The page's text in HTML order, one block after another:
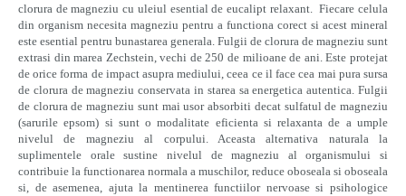
clorura de magneziu cu uleiul esential de eucalipt relaxant. Fiecare celula
din organism necesita magneziu pentru a functiona corect si acest mineral
este esential pentru bunastarea generala. Fulgii de clorura de magneziu sunt
extrasi din marea Zechstein, vechi de 250 de milioane de ani. Este protejat
de orice forma de impact asupra mediului, ceea ce il face cea mai pura sursa
de clorura de magneziu conservata in starea sa energetica autentica. Fulgii
de clorura de magneziu sunt mai usor absorbiti decat sulfatul de magneziu
(sarurile epsom) si sunt o modalitate eficienta si relaxanta de a umple
nivelul de magneziu al corpului. Aceasta alternativa naturala la
suplimentele orale sustine nivelul de magneziu al organismului si
contribuie la functionarea normala a muschilor, reduce oboseala si oboseala
si, de asemenea, ajuta la mentinerea functiilor nervoase si psihologice